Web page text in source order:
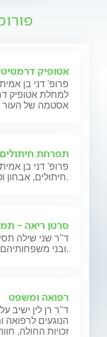
אטופיק
פרופ' דני בן
למחלת אטופיק
אסטמה של העור
תפרחת חיתולים
פרופ' דני בן
חיתולים, אבחון וטיפול.
סרטן ריאה -
ד"ר שני שילה
ובני משפחותיהם.
רפואה ומשפט
ד"ר רן לין ישיב
הנוגעים לרפואה
זכויות החולה,